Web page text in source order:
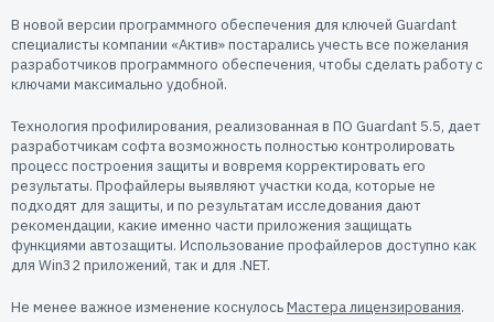
Пресс-центр
Новости
Экспертиза
Пресс-кит
Техническая поддержка
В новой версии программного обеспечения для ключей Guardant
специалисты компании «Актив» постарались учесть все пожелания
разработчиков программного обеспечения, чтобы сделать работу с
ключами максимально удобной.
Технология профилирования, реализованная в ПО Guardant 5.5, дает
разработчикам софта возможность полностью контролировать
процесс построения защиты и вовремя корректировать его
результаты. Профайлеры выявляют участки кода, которые не
подходят для защиты, и по результатам исследования дают
рекомендации, какие именно части приложения защищать
функциями автозащиты. Использование профайлеров доступно как
для Win32 приложений, так и для .NET.
Не менее важное изменение коснулосьМастера лицензирования.